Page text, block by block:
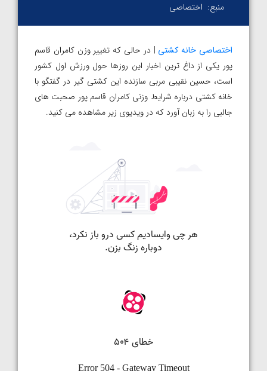
منبع: اختصاصی
اختصاصی خانه کشتی | در حالی که تغییر وزن کامران قاسم
پور یکی از داغ ترین اخبار این روزها حول ورزش اول کشور
است، حسین نقیبی مربی سازنده این کشتی گیر در گفتگو با
خانه کشتی درباره شرایط وزنی کامران قاسم پور صحبت های
جالبی را به زبان آورد که در ویدیوی زیر مشاهده می کنید.